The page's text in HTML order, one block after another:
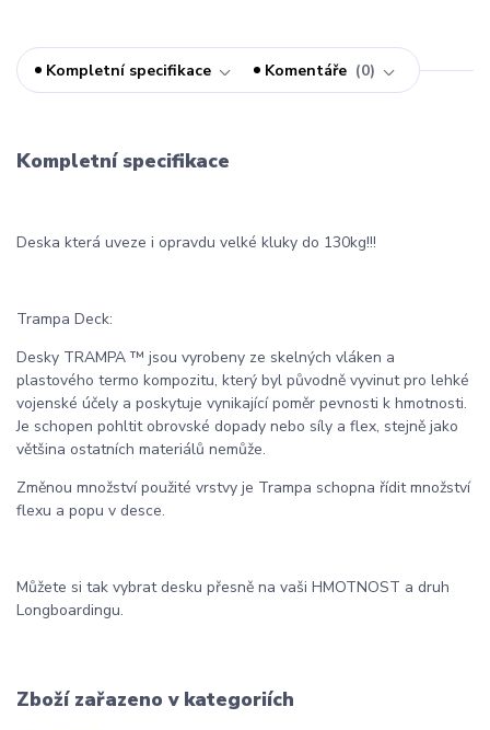
Kompletní specifikace Komentáře 0
Kompletní specifikace
Deska která uveze i opravdu velké kluky do 130kg!!!
Trampa Deck:
Desky TRAMPA ™ jsou vyrobeny ze skelných vláken a
plastového termo kompozitu, který byl původně vyvinut pro lehké
vojenské účely a poskytuje vynikající poměr pevnosti k hmotnosti.
Je schopen pohltit obrovské dopady nebo síly a flex, stejně jako
většina ostatních materiálů nemůže.
Změnou množství použité vrstvy je Trampa schopna řídit množství
flexu a popu v desce.
Můžete si tak vybrat desku přesně na vaši HMOTNOST a druh
Longboardingu.
Zboží zařazeno v kategoriích